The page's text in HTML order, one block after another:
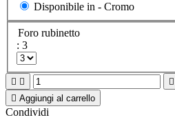
Disponibile in - Cromo
Foro rubinetto
: 3
  
 Aggiungi al carrello
Condividi